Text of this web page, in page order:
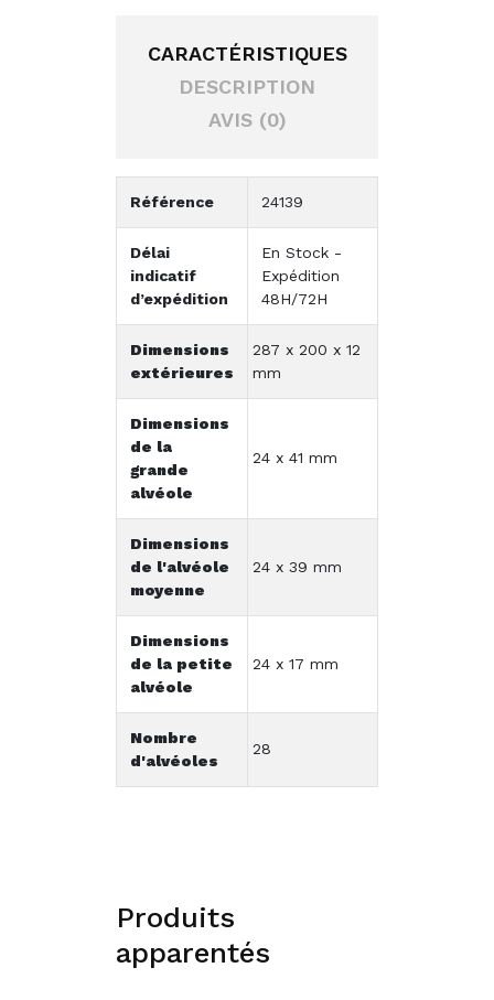
CARACTÉRISTIQUES
DESCRIPTION
AVIS (0)
Référence 24139
Délai
indicatif
d’expédition
En Stock -
Expédition
48H/72H
Dimensions
extérieures
287 x 200 x 12
mm
Dimensions
de la
grande
alvéole
24 x 41 mm
Dimensions
de l'alvéole
moyenne
24 x 39 mm
Dimensions
de la petite
alvéole
24 x 17 mm
Nombre
d'alvéoles
28
Produits
apparentés